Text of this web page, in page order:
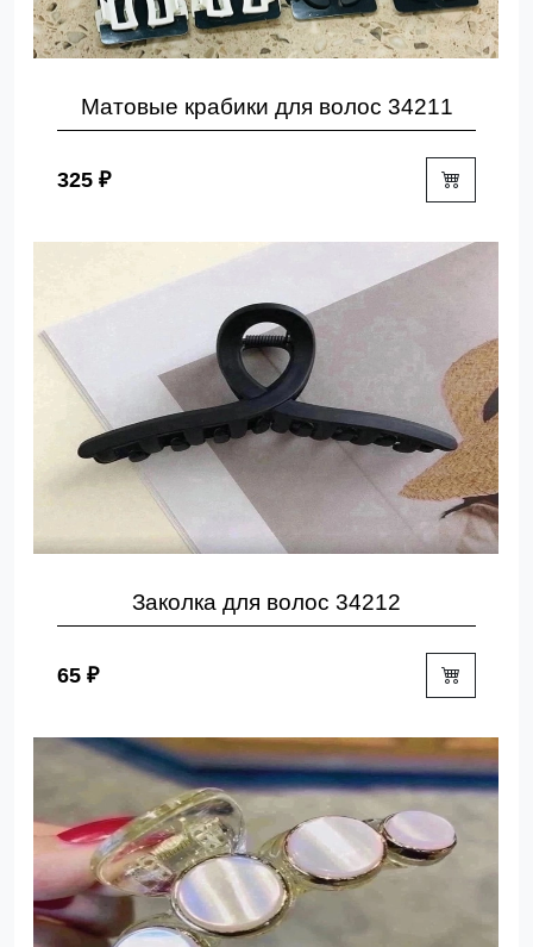
Матовые крабики для волос 34211
325 ₽
Заколка для волос 34212
65 ₽